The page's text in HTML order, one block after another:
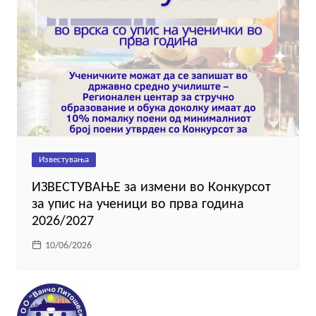
Известувања
ИЗВЕСТУВАЊЕ за измени во Конкурсот
за упис на ученици во прва година
2026/2027
10/06/2026